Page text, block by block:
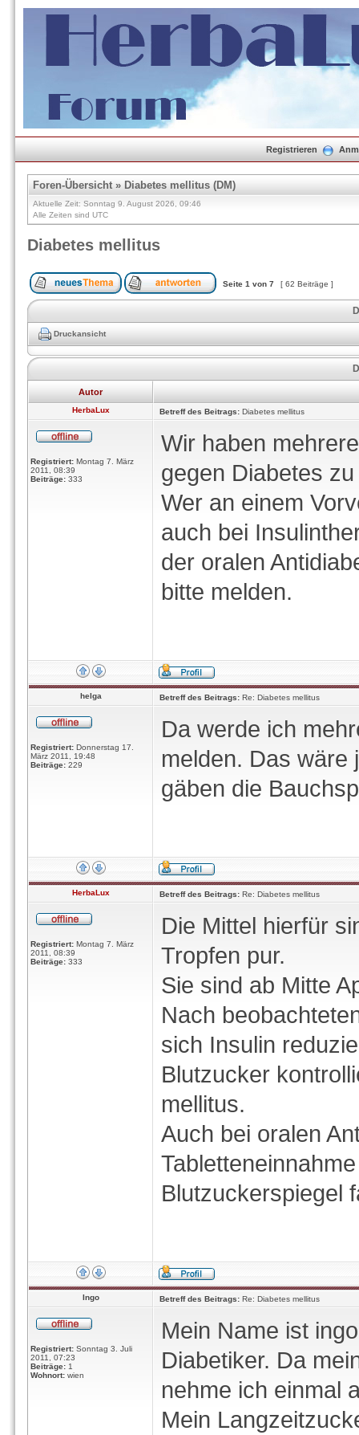
Registrieren
Foren-Übersicht» Diabetes mellitus (DM)
Aktuelle Zeit: Sonntag 9. August 2026, 09:46
Alle Zeiten sind UTC
Diabetes mellitus
Seite 1 von 7 [ 62 Beiträge ]
Druckansicht
Autor
HerbaLux Betreff des Beitrags: Diabetes mellitus
Registriert: Montag 7. März
2011, 08:39
Beiträge: 333
Wir haben
gegen Diabetes
Wer an einem
auch bei
der oralen
bitte melden.
helga Betreff des Beitrags: Re: Diabetes mellitus
Registriert: Donnerstag 17.
März 2011, 19:48
Beiträge: 229
Da werde ich
melden. Das wäre
gäben die
HerbaLux Betreff des Beitrags: Re: Diabetes mellitus
Registriert: Montag 7. März
2011, 08:39
Beiträge: 333
Die Mittel hierfür
Tropfen pur.
Sie sind ab Mitte
Nach
sich Insulin
Blutzucker
mellitus.
Auch bei oralen
Blutzuckerspiegel
Ingo Betreff des Beitrags: Re: Diabetes mellitus
Registriert: Sonntag 3. Juli
2011, 07:23
Beiträge: 1
Wohnort: wien
Mein Name ist
Diabetiker. Da
nehme ich einmal
Mein